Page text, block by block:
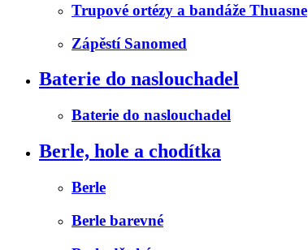
Trupové ortézy a bandáže Thuasne
Zápěstí Sanomed
Baterie do naslouchadel
Baterie do naslouchadel
Berle, hole a chodítka
Berle
Berle barevné